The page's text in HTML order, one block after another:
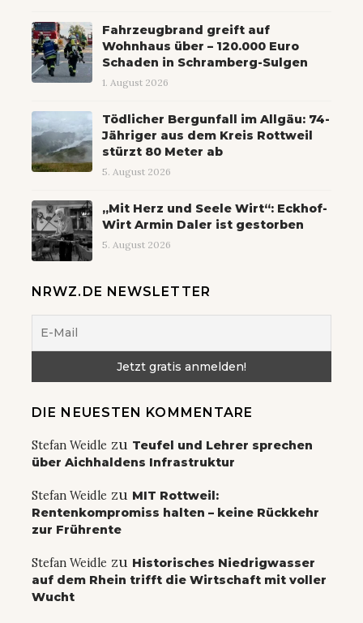
Fahrzeugbrand greift auf
Wohnhaus über – 120.000 Euro
Schaden in Schramberg-Sulgen
1. August 2026
Tödlicher Bergunfall im Allgäu: 74-
Jähriger aus dem Kreis Rottweil
stürzt 80 Meter ab
5. August 2026
„Mit Herz und Seele Wirt“: Eckhof-
Wirt Armin Daler ist gestorben
5. August 2026
NRWZ.DE NEWSLETTER
DIE NEUESTEN KOMMENTARE
Stefan Weidle zu Teufel und Lehrer sprechen
über Aichhaldens Infrastruktur
Stefan Weidle zu MIT Rottweil:
Rentenkompromiss halten – keine Rückkehr
zur Frührente
Stefan Weidle zu Historisches Niedrigwasser
auf dem Rhein trifft die Wirtschaft mit voller
Wucht